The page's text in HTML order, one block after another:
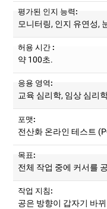
평가된 인지 능력:
모니터링, 인지 유연성,
허용 시간 :
약 100초.
응용 영역:
교육 심리학, 임상 심리
포맷:
전산화 온라인 테스트
목표:
전체 작업 중에 커서를
작업 지침:
공은 방향이 갑자기 바